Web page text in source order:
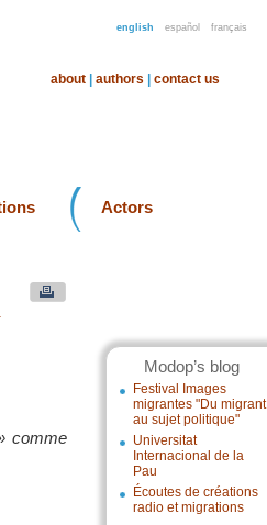
english español français
about authors contact us
Actors
Modop’s blog
Festival Images
migrantes "Du migrant
au sujet politique"
Universitat
Internacional de la
Pau
Écoutes de créations
radio et migrations
comme